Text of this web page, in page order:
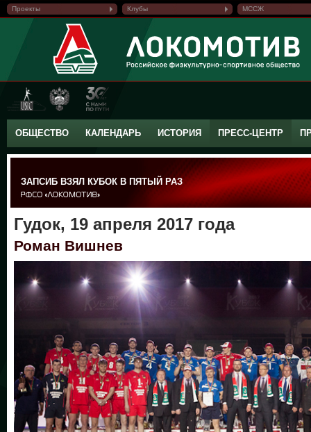
Проекты Клубы МССЖ
ОБЩЕСТВО КАЛЕНДАРЬ ИСТОРИЯ ПРЕСС-ЦЕНТР
ЗАПСИБ ВЗЯЛ КУБОК В ПЯТЫЙ РАЗ
Гудок, 19 апреля 2017 года
Роман Вишнев